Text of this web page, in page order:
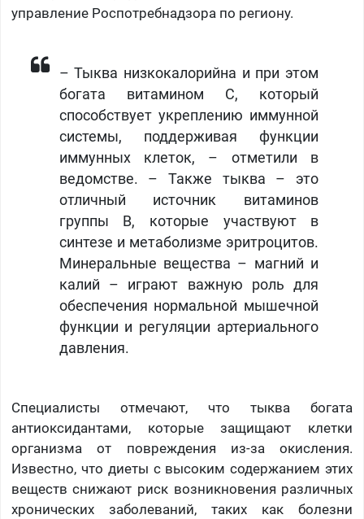
управление Роспотребнадзора по региону.
– Тыква низкокалорийна и при этом
богата витамином С, который
способствует укреплению иммунной
системы, поддерживая функции
иммунных клеток, – отметили в
ведомстве. – Также тыква – это
отличный источник витаминов
группы В, которые участвуют в
синтезе и метаболизме эритроцитов.
Минеральные вещества – магний и
калий – играют важную роль для
обеспечения нормальной мышечной
функции и регуляции артериального
давления.
Специалисты отмечают, что тыква богата
антиоксидантами, которые защищают клетки
организма от повреждения из-за окисления.
Известно, что диеты с высоким содержанием этих
веществ снижают риск возникновения различных
хронических заболеваний, таких как болезни